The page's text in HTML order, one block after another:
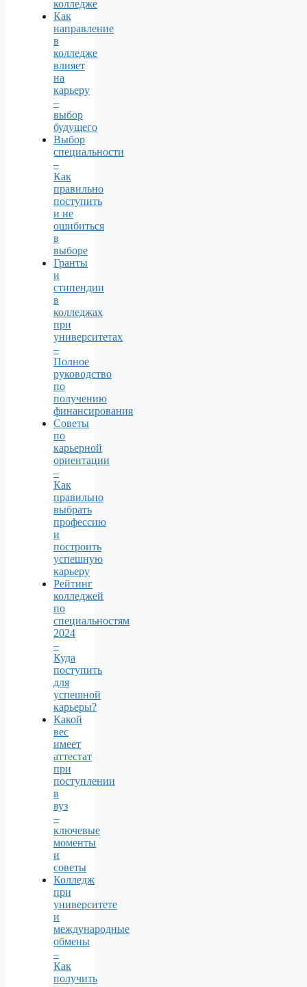
колледже
Как
направление
в
колледже
влияет
на
карьеру
–
выбор
будущего
Выбор
специальности
–
Как
правильно
поступить
и не
ошибиться
в
выборе
Гранты
и
стипендии
в
колледжах
при
университетах
–
Полное
руководство
по
получению
финансирования
Советы
по
карьерной
ориентации
–
Как
правильно
выбрать
профессию
и
построить
успешную
карьеру
Рейтинг
колледжей
по
специальностям
2024
–
Куда
поступить
для
успешной
карьеры?
Какой
вес
имеет
аттестат
при
поступлении
в
вуз
–
ключевые
моменты
и
советы
Колледж
при
университете
и
международные
обмены
–
Как
получить